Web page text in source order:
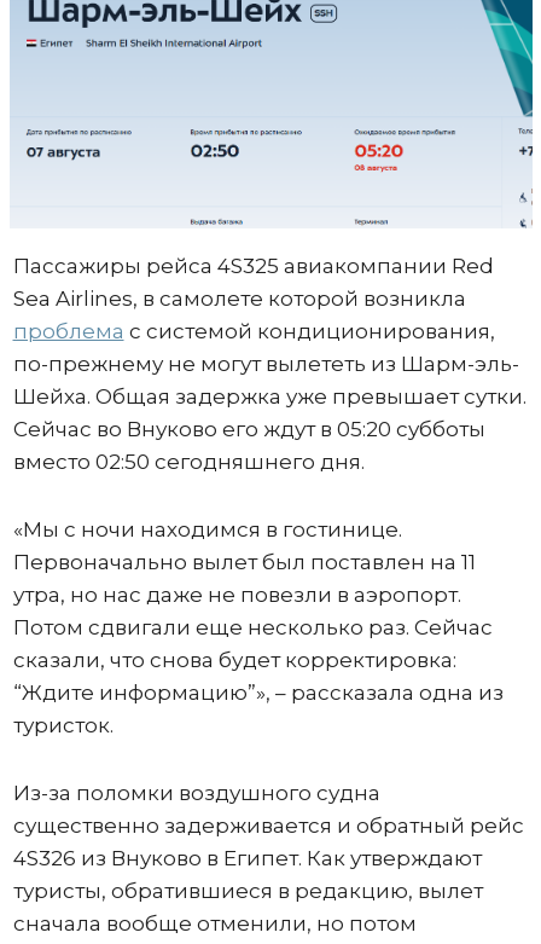
Пассажиры рейса 4S325 авиакомпании Red
Sea Airlines, в самолете которой возникла
проблема с системой кондиционирования,
по-прежнему не могут вылететь из Шарм-эль-
Шейха. Общая задержка уже превышает сутки.
Сейчас во Внуково его ждут в 05:20 субботы
вместо 02:50 сегодняшнего дня.
«Мы с ночи находимся в гостинице.
Первоначально вылет был поставлен на 11
утра, но нас даже не повезли в аэропорт.
Потом сдвигали еще несколько раз. Сейчас
сказали, что снова будет корректировка:
“Ждите информацию”», – рассказала одна из
туристок.
Из-за поломки воздушного судна
существенно задерживается и обратный рейс
4S326 из Внуково в Египет. Как утверждают
туристы, обратившиеся в редакцию, вылет
сначала вообще отменили, но потом